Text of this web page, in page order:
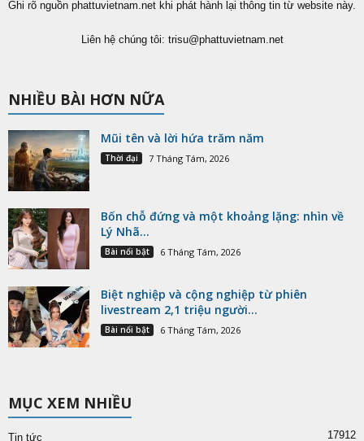
Ghi rõ nguồn phattuvietnam.net khi phát hành lại thông tin từ website này.
Liên hệ chúng tôi: trisu@phattuvietnam.net
NHIỀU BÀI HƠN NỮA
Mũi tên và lời hứa trăm năm
Thời đại 7 Tháng Tám, 2026
Bốn chỗ đứng và một khoảng lặng: nhìn về
Lý Nhã...
Bài nổi bật 6 Tháng Tám, 2026
Biệt nghiệp và cộng nghiệp từ phiên
livestream 2,1 triệu người...
Bài nổi bật 6 Tháng Tám, 2026
MỤC XEM NHIỀU
Tin tức 17912